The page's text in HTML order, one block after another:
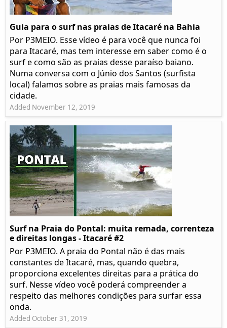
Guia para o surf nas praias de Itacaré na Bahia
Por P3MEIO. Esse vídeo é para você que nunca foi
para Itacaré, mas tem interesse em saber como é o
surf e como são as praias desse paraíso baiano.
Numa conversa com o Júnio dos Santos (surfista
local) falamos sobre as praias mais famosas da
cidade.
Added November 12, 2019
Surf na Praia do Pontal: muita remada, correnteza
e direitas longas - Itacaré #2
Por P3MEIO. A praia do Pontal não é das mais
constantes de Itacaré, mas, quando quebra,
proporciona excelentes direitas para a prática do
surf. Nesse vídeo você poderá compreender a
respeito das melhores condições para surfar essa
onda.
Added October 31, 2019